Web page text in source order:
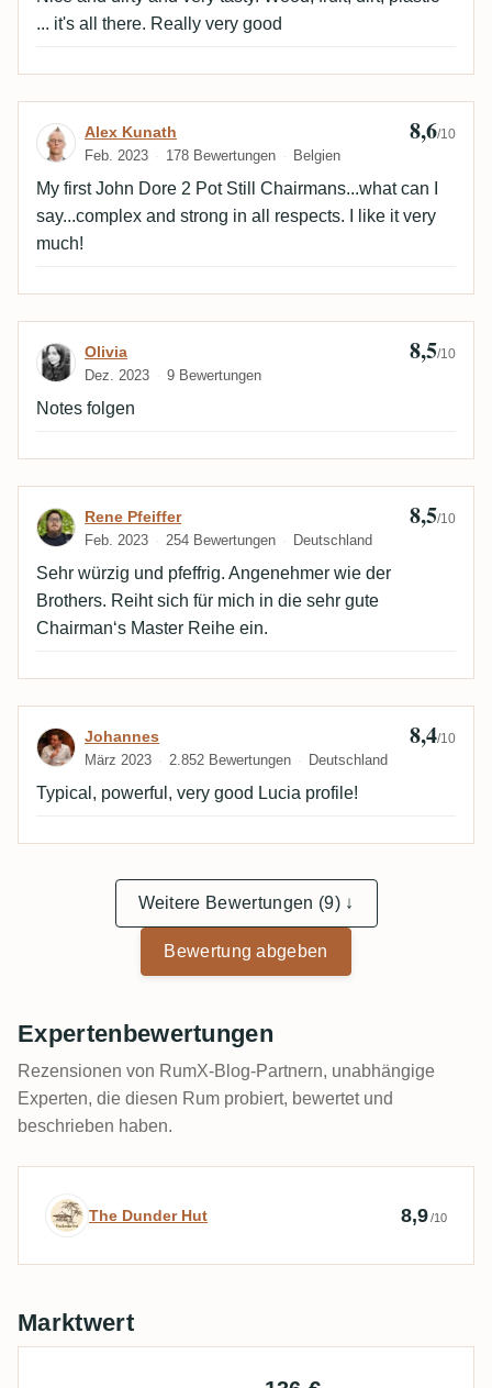
... it's all there. Really very good
Bewertung von Alex Kunath
Alex Kunath
Feb. 2023 178 Bewertungen Belgien
8,6/10
My first John Dore 2 Pot Still Chairmans...what can I
say...complex and strong in all respects. I like it very
much!
Bewertung von Olivia
Olivia
Dez. 2023 9 Bewertungen
8,5/10
Notes folgen
Bewertung von Rene Pfeiffer
Rene Pfeiffer
Feb. 2023 254 Bewertungen Deutschland
8,5/10
Sehr würzig und pfeffrig. Angenehmer wie der
Brothers. Reiht sich für mich in die sehr gute
Chairman‘s Master Reihe ein.
Bewertung von Johannes
Johannes
März 2023 2.852 Bewertungen Deutschland
8,4/10
Typical, powerful, very good Lucia profile!
Weitere Bewertungen (9) ↓
Bewertung abgeben
Expertenbewertungen
Rezensionen von RumX-Blog-Partnern, unabhängige
Experten, die diesen Rum probiert, bewertet und
beschrieben haben.
Expertenbewertung von The Dunder Hut
The Dunder Hut 8,9/10
Marktwert